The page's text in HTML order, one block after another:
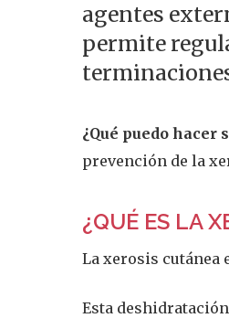
agentes
permite
¿Qué puedo hacer
prevención de la
¿QUÉ ES LA
La xerosis cutánea
Esta